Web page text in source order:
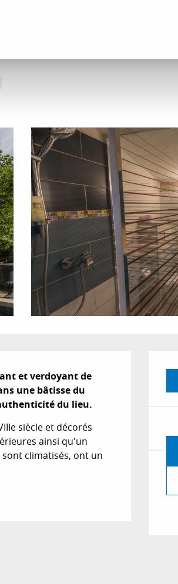
et verdoyant de
une bâtisse du
du lieu.
siècle et décorés
ainsi qu'un
sont climatisés, ont un